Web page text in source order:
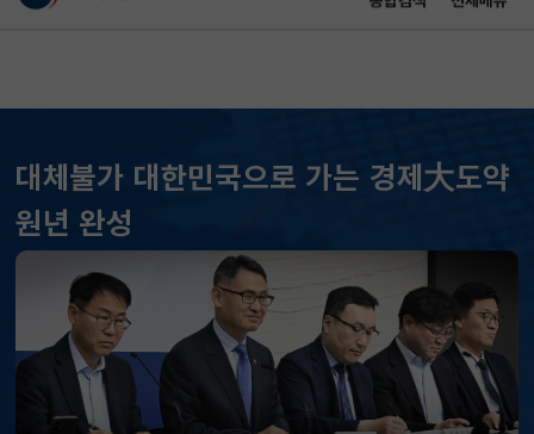
대체불가 대한민국으로 가는 경제大도약
원년 완성
KOSPI 6299.66 40.89(상승)
KOSDAQ 854.47 55.66(상승)
국고채(3년) 3.778 0.032(상승)